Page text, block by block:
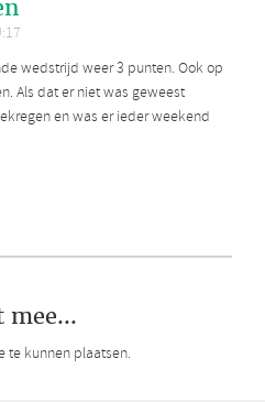
wedstrijd weer 3 punten. Ook op
Als dat er niet was geweest
en was er ieder weekend
mee...
te kunnen plaatsen.